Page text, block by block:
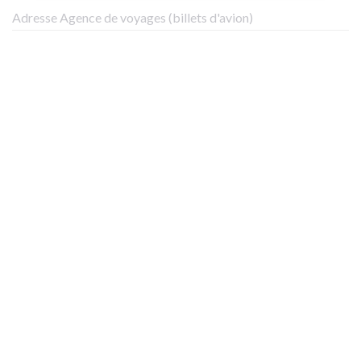
Adresse Agence de voyages (billets d'avion)